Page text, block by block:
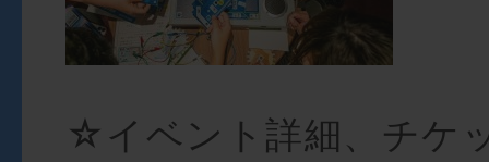
☆イベント詳細、チケ